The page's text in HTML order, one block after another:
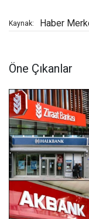
Kaynak: Haber
Öne Çıkanlar